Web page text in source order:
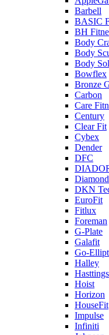
Barbell
BASIC
BH
Body
Body
Body
Bowflex
Bronze
Carbon
Care
Century
Clear Fit
Cybex
Dender
DFC
DKN
EuroFit
Fitlux
Foreman
G-Plate
Galafit
Go-
Halley
Hasttings
Hoist
Horizon
HouseFit
Impulse
Infiniti